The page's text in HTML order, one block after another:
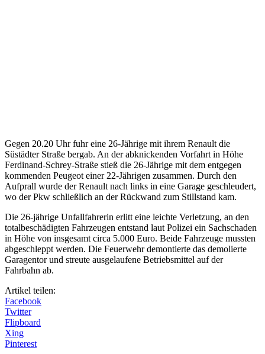
Gegen 20.20 Uhr fuhr eine 26-Jährige mit ihrem Renault die
Süstädter Straße bergab. An der abknickenden Vorfahrt in Höhe
Ferdinand-Schrey-Straße stieß die 26-Jährige mit dem entgegen
kommenden Peugeot einer 22-Jährigen zusammen. Durch den
Aufprall wurde der Renault nach links in eine Garage geschleudert,
wo der Pkw schließlich an der Rückwand zum Stillstand kam.
Die 26-jährige Unfallfahrerin erlitt eine leichte Verletzung, an den
totalbeschädigten Fahrzeugen entstand laut Polizei ein Sachschaden
in Höhe von insgesamt circa 5.000 Euro. Beide Fahrzeuge mussten
abgeschleppt werden. Die Feuerwehr demontierte das demolierte
Garagentor und streute ausgelaufene Betriebsmittel auf der
Fahrbahn ab.
Artikel teilen:
Facebook
Twitter
Flipboard
Xing
Pinterest